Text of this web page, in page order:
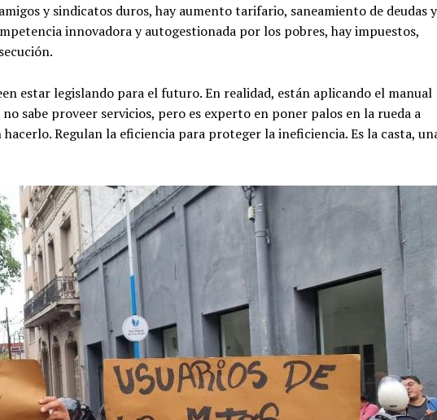
y sindicatos duros, hay aumento tarifario, saneamiento de deudas y
innovadora y autogestionada por los pobres, hay impuestos,
estar legislando para el futuro. En realidad, están aplicando el manual
sabe proveer servicios, pero es experto en poner palos en la rueda a
Regulan la eficiencia para proteger la ineficiencia. Es la casta,